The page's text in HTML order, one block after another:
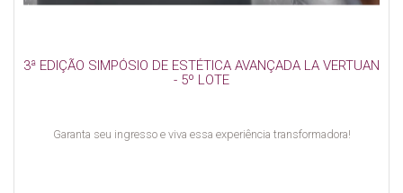
3ª EDIÇÃO SIMPÓSIO DE ESTÉTICA AVANÇADA LA VERTUAN
- 5º LOTE
Garanta seu ingresso e viva essa experiência transformadora!